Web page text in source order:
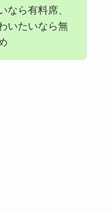
なら有料席、
いたいなら無